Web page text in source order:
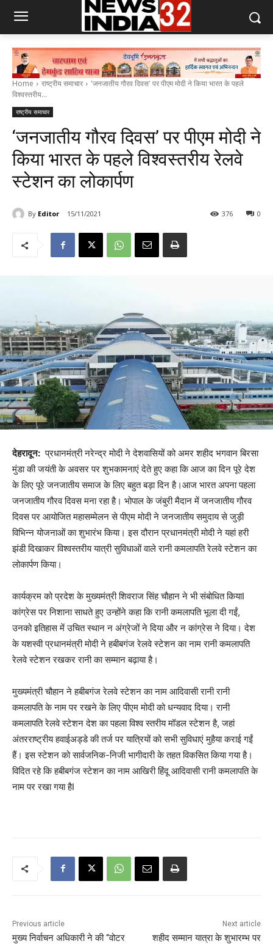
Home राष्ट्रीय समाचार
'जनजातीय गौरव दिवस' पर पीएम मोदी ने किया भारत के पहले
विश्वस्तरीय...
राष्ट्रीय समाचार
‘जनजातीय गौरव दिवस’ पर पीएम मोदी ने
किया भारत के पहले विश्वस्तरीय रेलवे
स्टेशन का लोकार्पण
By Editor 15/11/2021 0
376
देहरादून: प्रधानमंत्री नरेन्द्र मोदी ने देशवासियों को अमर शहीद भगवान बिरसा
मुंडा की जयंती के अवसर पर शुभकामनाएं देते हुए कहा कि आज का दिन पूरे देश
के लिए पूरे जनजातीय समाज के लिए बहुत बड़ा दिन है।आज भारत अपना पहला
जनजातीय गौरव दिवस मना रहा है। भोपाल के जंबुरी मैदान में जनजातीय गौरव
दिवस पर आयोजित महासम्मेलन से पीएम मोदी ने जनजातीय समुदाय से जुड़ी
विभिन्न योजनाओं का शुभारंभ किया। इस दौरान प्रधानमंत्री मोदी ने यहां हरी
झंडी दिखाकर विश्वस्तरीय यात्री सुविधाओं वाले रानी कमलापति रेलवे स्टेशन का
लोकार्पण किया।
कार्यक्रम को प्रदेश के मुख्यमंत्री शिवराज सिंह चौहान ने भी संबोधित कियाI
कांग्रेस पर निशाना साधते हुए उन्होंने कहा कि रानी कमलापति भूला दी गईं,
उनको इतिहास में उ​चित स्थान न अंग्रेजों ने दिया और न कांग्रेस ने दिया। देश
के यशस्वी प्रधानमंत्री मोदी ने हबीबगंज रेलवे स्टेशन का नाम रानी कमलापति
रेलवे स्टेशन रखकर रानी का सम्मान बढ़ाया है।
मुख्यमंत्री चौहान ने हबीबगंज रेलवे स्टेशन का नाम आदिवासी रानी रानी
कमलापति के नाम पर रखने के लिए पीएम मोदी को धन्यवाद दिया। रानी
कमलापति रेलवे स्टेशन देश का पहला विश्व स्तरीय मॉडल स्टेशन है, जहां
अंतरराष्ट्रीय हवाईअड्डे की तर्ज पर यात्रियों को सभी सुविधाएं मुहैया कराई गईं
हैं। इस स्टेशन को सार्वजनिक-निजी भागीदारी के तहत विकसित किया गया है।
विदित रहे कि हबीबगंज स्टेशन का नाम आखिरी हिंदू आदिवासी रानी कमलापति के
नाम पर रखा गया हैI
Previous article
मुख्य निर्वाचन अधिकारी ने की “वोटर
Next article
शहीद सम्मान यात्रा के शुभारम्भ पर